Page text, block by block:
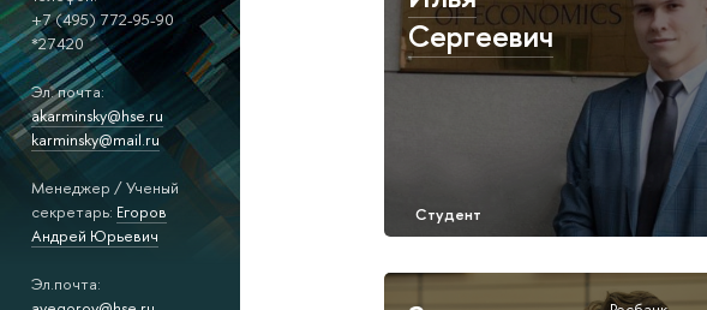
+7 (495) 772-95-90
*27420
Эл. почта:
akarminsky@hse.ru
karminsky@mail.ru
Менеджер / Ученый
секретарь: Егоров
Андрей Юрьевич
Эл.почта:
Сергеевич